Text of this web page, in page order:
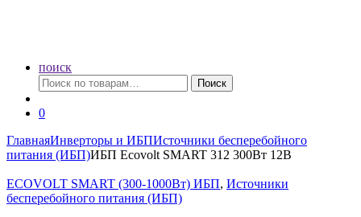
поиск
Искать:
Поиск
0
ГлавнаяИнверторы и ИБПИсточники бесперебойного
питания (ИБП)ИБП Ecovolt SMART 312 300Вт 12В
ECOVOLT SMART (300-1000Вт) ИБП, Источники
бесперебойного питания (ИБП)